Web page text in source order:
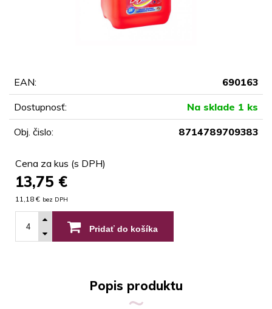
EAN: 690163
Dostupnosť: Na sklade 1 ks
Obj. čislo: 8714789709383
Cena za kus (s DPH)
13,75 €
11,18 € bez DPH
Pridať do košíka
Popis produktu